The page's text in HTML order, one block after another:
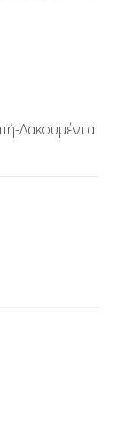
Λακουμέντα